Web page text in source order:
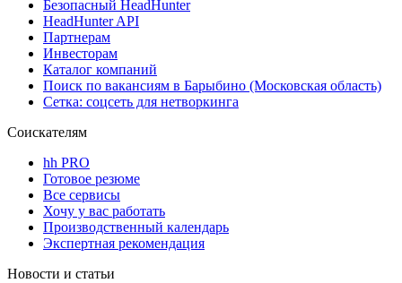
Безопасный HeadHunter
HeadHunter API
Партнерам
Инвесторам
Каталог компаний
Поиск по вакансиям в Барыбино (Московская область)
Сетка: соцсеть для нетворкинга
Соискателям
hh PRO
Готовое резюме
Все сервисы
Хочу у вас работать
Производственный календарь
Экспертная рекомендация
Новости и статьи